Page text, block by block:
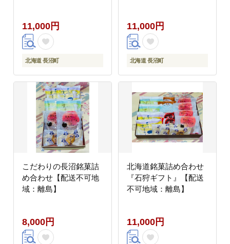
11,000円
北海道 長沼町
11,000円
北海道 長沼町
こだわりの長沼銘菓詰
め合わせ【配送不可地
域：離島】
8,000円
北海道銘菓詰め合わせ
『石狩ギフト』【配送
不可地域：離島】
11,000円